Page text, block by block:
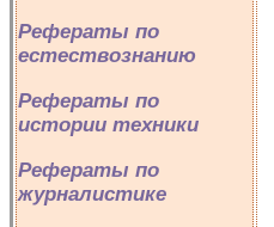
Рефераты по
естествознанию
Рефераты по
истории техники
Рефераты по
журналистике